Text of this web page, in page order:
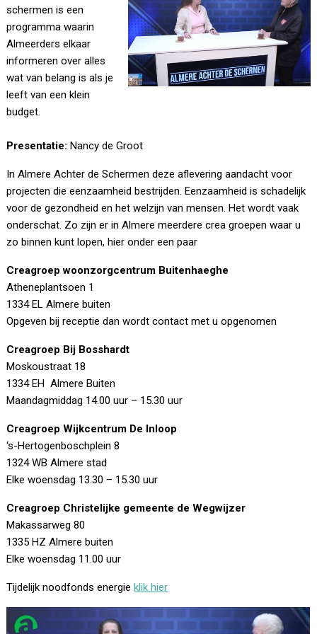
schermen is een
programma waarin
Almeerders elkaar
informeren over alles
wat van belang is als je
leeft van een klein
budget.
Presentatie: Nancy de Groot
In Almere Achter de Schermen deze aflevering aandacht voor
projecten die eenzaamheid bestrijden. Eenzaamheid is schadelijk
voor de gezondheid en het welzijn van mensen. Het wordt vaak
onderschat. Zo zijn er in Almere meerdere crea groepen waar u
zo binnen kunt lopen, hier onder een paar
Creagroep woonzorgcentrum Buitenhaeghe
Atheneplantsoen 1
1334 EL Almere buiten
Opgeven bij receptie dan wordt contact met u opgenomen
Creagroep Bij Bosshardt
Moskoustraat 18
1334 EH Almere Buiten
Maandagmiddag 14.00 uur – 15.30 uur
Creagroep Wijkcentrum De Inloop
‘s-Hertogenboschplein 8
1324 WB Almere stad
Elke woensdag 13.30 – 15.30 uur
Creagroep Christelijke gemeente de Wegwijzer
Makassarweg 80
1335 HZ Almere buiten
Elke woensdag 11.00 uur
Tijdelijk noodfonds energieklik hier